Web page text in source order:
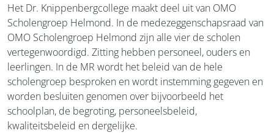
Het Dr. Knippenbergcollege maakt deel uit van OMO
Scholengroep Helmond. In de medezeggenschapsraad van
OMO Scholengroep Helmond zijn alle vier de scholen
vertegenwoordigd. Zitting hebben personeel, ouders en
leerlingen. In de MR wordt het beleid van de hele
scholengroep besproken en wordt instemming gegeven en
worden besluiten genomen over bijvoorbeeld het
schoolplan, de begroting, personeelsbeleid,
kwaliteitsbeleid en dergelijke.